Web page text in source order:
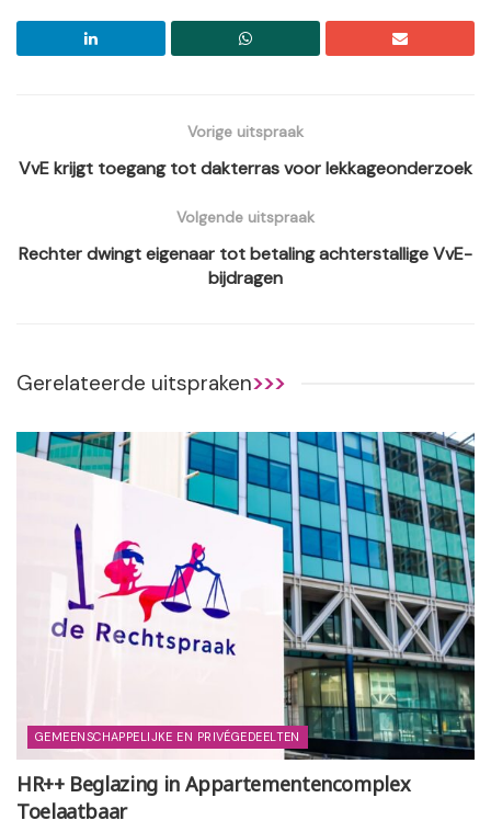
Vorige uitspraak
VvE krijgt toegang tot dakterras voor lekkageonderzoek
Volgende uitspraak
Rechter dwingt eigenaar tot betaling achterstallige VvE-
bijdragen
Gerelateerde uitspraken>>>
GEMEENSCHAPPELIJKE EN PRIVÉGEDEELTEN
HR++ Beglazing in Appartementencomplex
Toelaatbaar